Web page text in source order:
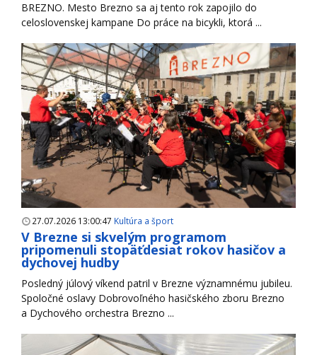
BREZNO. Mesto Brezno sa aj tento rok zapojilo do
celoslovenskej kampane Do práce na bicykli, ktorá ...
27.07.2026 13:00:47 Kultúra a šport
V Brezne si skvelým programom
pripomenuli stopäťdesiat rokov hasičov a
dychovej hudby
Posledný júlový víkend patril v Brezne významnému jubileu.
Spoločné oslavy Dobrovoľného hasičského zboru Brezno
a Dychového orchestra Brezno ...